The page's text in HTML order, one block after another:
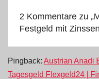
2 Kommentare zu „
Festgeld mit
Pingback: Austrian Anadi
Tagesgeld Flexgeld24 |